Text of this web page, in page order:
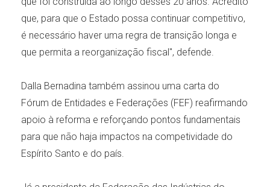
que, para que o Estado possa continuar competitivo,
é necessário haver uma regra de transição longa e
que permita a reorganização fiscal", defende.
Dalla Bernadina também assinou uma carta do
Fórum de Entidades e Federações (FEF) reafirmando
apoio à reforma e reforçando pontos fundamentais
para que não haja impactos na competividade do
Espírito Santo e do país.